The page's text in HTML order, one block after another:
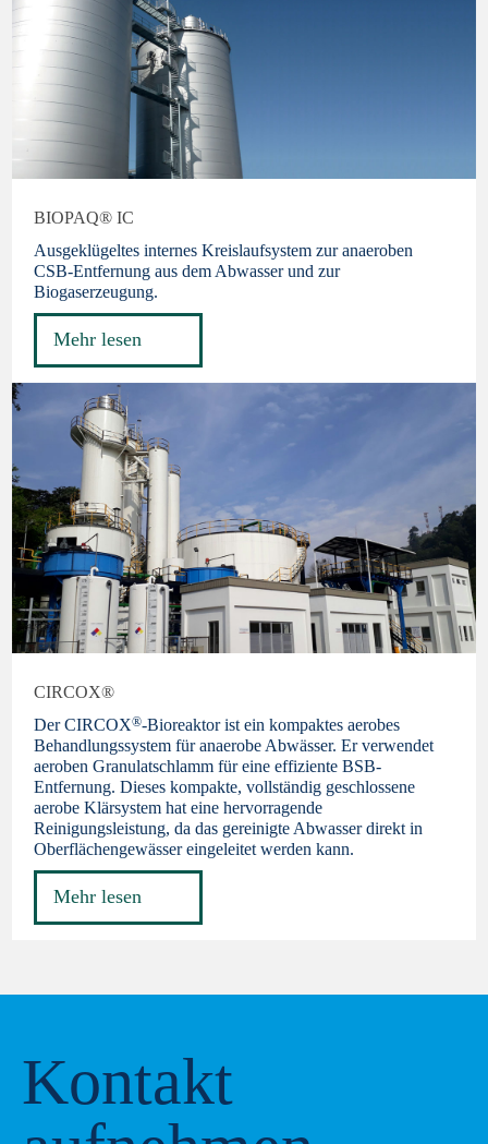
BIOPAQ® IC
Ausgeklügeltes internes Kreislaufsystem zur anaeroben
CSB-Entfernung aus dem Abwasser und zur
Biogaserzeugung.
Mehr lesen
CIRCOX®
Der CIRCOX®-Bioreaktor ist ein kompaktes aerobes
Behandlungssystem für anaerobe Abwässer. Er verwendet
aeroben Granulatschlamm für eine effiziente BSB-
Entfernung. Dieses kompakte, vollständig geschlossene
aerobe Klärsystem hat eine hervorragende
Reinigungsleistung, da das gereinigte Abwasser direkt in
Oberflächengewässer eingeleitet werden kann.
Mehr lesen
Kontakt